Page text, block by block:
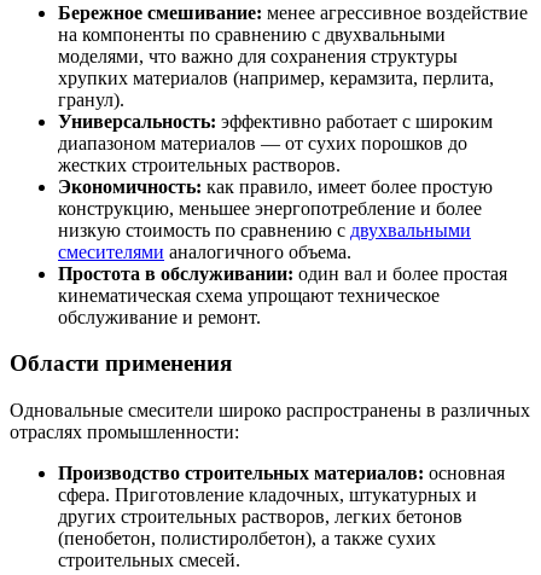
Бережное смешивание: менее агрессивное воздействие
на компоненты по сравнению с двухвальными
моделями, что важно для сохранения структуры
хрупких материалов (например, керамзита, перлита,
гранул).
Универсальность: эффективно работает с широким
диапазоном материалов — от сухих порошков до
жестких строительных растворов.
Экономичность: как правило, имеет более простую
конструкцию, меньшее энергопотребление и более
низкую стоимость по сравнению с двухвальными
смесителями аналогичного объема.
Простота в обслуживании: один вал и более простая
кинематическая схема упрощают техническое
обслуживание и ремонт.
Области применения
Одновальные смесители широко распространены в различных
отраслях промышленности:
Производство строительных материалов: основная
сфера. Приготовление кладочных, штукатурных и
других строительных растворов, легких бетонов
(пенобетон, полистиролбетон), а также сухих
строительных смесей.